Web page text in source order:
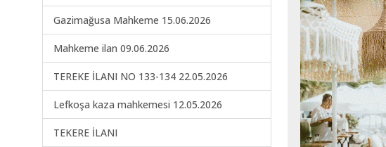
Gazimağusa Mahkeme 15.06.2026
Mahkeme ilan 09.06.2026
TEREKE İLANI NO 133-134 22.05.2026
Lefkoşa kaza mahkemesi 12.05.2026
TEKERE İLANI